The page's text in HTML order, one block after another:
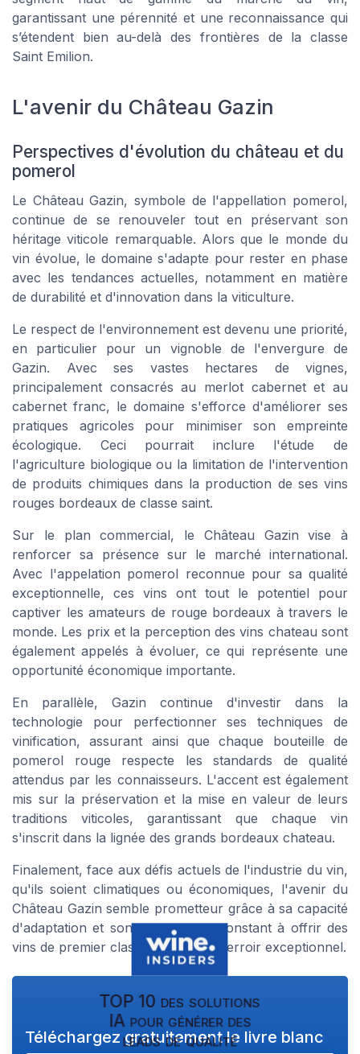
garantissant une pérennité et une reconnaissance qui
s’étendent bien au-delà des frontières de la classe
Saint Emilion.
L'avenir du Château Gazin
Perspectives d'évolution du château et du
pomerol
Le Château Gazin, symbole de l'appellation pomerol,
continue de se renouveler tout en préservant son
héritage viticole remarquable. Alors que le monde du
vin évolue, le domaine s'adapte pour rester en phase
avec les tendances actuelles, notamment en matière
de durabilité et d'innovation dans la viticulture.
Le respect de l'environnement est devenu une priorité,
en particulier pour un vignoble de l'envergure de
Gazin. Avec ses vastes hectares de vignes,
principalement consacrés au merlot cabernet et au
cabernet franc, le domaine s'efforce d'améliorer ses
pratiques agricoles pour minimiser son empreinte
écologique. Ceci pourrait inclure l'étude de
l'agriculture biologique ou la limitation de l'intervention
de produits chimiques dans la production de ses vins
rouges bordeaux de classe saint.
Sur le plan commercial, le Château Gazin vise à
renforcer sa présence sur le marché international.
Avec l'appelation pomerol reconnue pour sa qualité
exceptionnelle, ces vins ont tout le potentiel pour
captiver les amateurs de rouge bordeaux à travers le
monde. Les prix et la perception des vins chateau sont
également appelés à évoluer, ce qui représente une
opportunité économique importante.
En parallèle, Gazin continue d'investir dans la
technologie pour perfectionner ses techniques de
vinification, assurant ainsi que chaque bouteille de
pomerol rouge respecte les standards de qualité
attendus par les connaisseurs. L'accent est également
mis sur la préservation et la mise en valeur de leurs
traditions viticoles, garantissant que chaque vin
s'inscrit dans la lignée des grands bordeaux chateau.
Finalement, face aux défis actuels de l'industrie du vin,
qu'ils soient climatiques ou économiques, l'avenir du
Château Gazin semble prometteur grâce à sa capacité
d'adaptation et son engagement constant à offrir des
vins de premier classe issus de ce terroir exceptionnel.
TOP 10 des solutions
IA pour générer des
leads de qualité
Téléchargez gratuitement le livre blanc